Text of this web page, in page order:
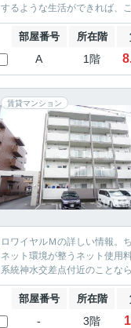
するような生活ができれば、
部屋番号 所在階
A 1階
賃貸マンション
ロワイヤルＭの詳しい情報。
ネット環境が整うネット使用
系統神水交差点付近のことな
部屋番号 所在階
- 3階